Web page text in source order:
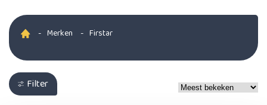
- Merken - Firstar
Filter